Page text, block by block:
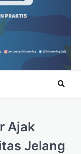
Ajak
Jelang